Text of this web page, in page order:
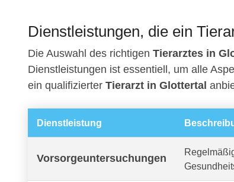
Dienstleistungen, die ein
Die Auswahl des richtigen Tierarztes in
Dienstleistungen ist essentiell, um alle
ein qualifizierter Tierarzt in Glottertal
Dienstleistung
Vorsorgeuntersuchungen